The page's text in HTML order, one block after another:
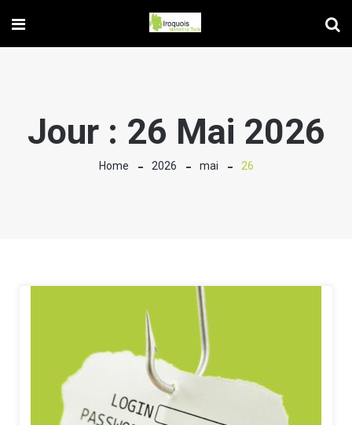
Jour : 26 Mai 2026
Home 2026 mai 26